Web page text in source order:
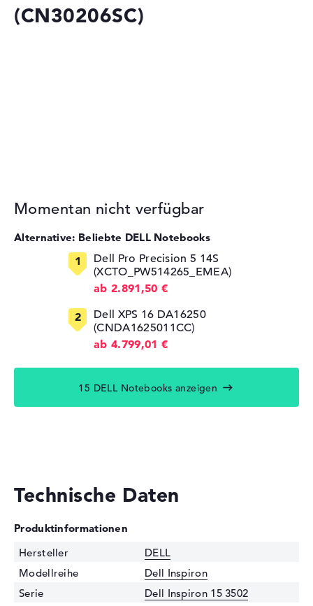
Merkzettel
(CN30206SC)
Momentan nicht verfügbar
Alternative: Beliebte DELL Notebooks
Dell Pro Precision 5 14S
(XCTO_PW514265_EMEA)
ab 2.891,50 €
Dell XPS 16 DA16250
(CNDA1625011CC)
ab 4.799,01 €
15 DELL Notebooks anzeigen
Technische Daten
Produktinformationen
Hersteller
DELL
Modellreihe
Dell Inspiron
Serie
Dell Inspiron 15 3502